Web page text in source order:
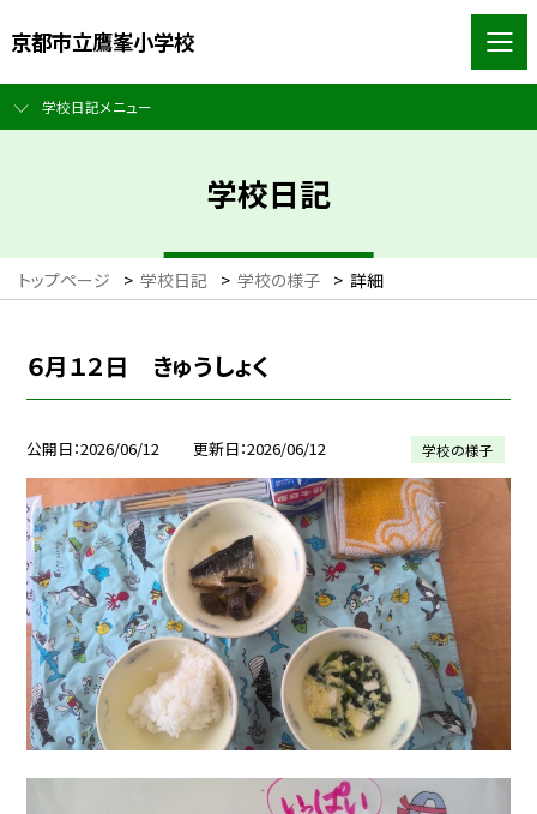
京都市立鷹峯小学校
学校日記メニュー
学校日記
トップページ > 学校日記 > 学校の様子 > 詳細
６月１２日 きゅうしょく
公開日 2026/06/12 更新日 2026/06/12 学校の様子